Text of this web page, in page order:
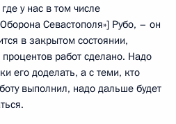
у нас в том числе
Севастополя»] Рубо, – он
в закрытом состоянии,
работ сделано. Надо
его доделать, а с теми, кто
выполнил, надо дальше будет